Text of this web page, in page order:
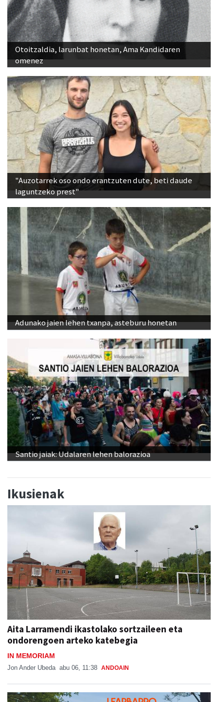
Otoitzaldia, larunbat honetan, Ama Kandidaren
omenez
"Auzotarrek oso ondo erantzuten dute, beti daude
laguntzeko prest"
Adunako jaien lehen txanpa, asteburu honetan
Santio jaiak: Udalaren lehen balorazioa
Ikusienak
Aita Larramendi ikastolako sortzaileen eta
ondorengoen arteko katebegia
IN MEMORIAM
Jon Ander Ubeda abu 06, 11:38 ANDOAIN